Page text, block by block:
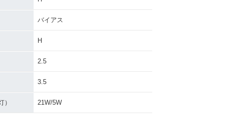
バイアス
H
2.5
3.5
21W/5W